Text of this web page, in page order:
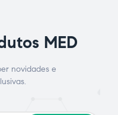
MED
novidades e